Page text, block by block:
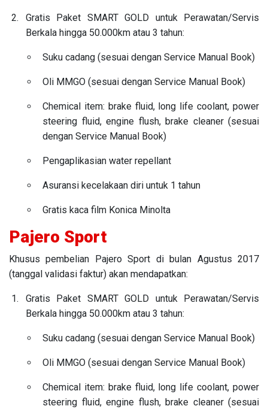
Gratis Paket SMART GOLD untuk Perawatan/Servis
Berkala hingga 50.000km atau 3 tahun:
Suku cadang (sesuai dengan Service Manual Book)
Oli MMGO (sesuai dengan Service Manual Book)
Chemical item: brake fluid, long life coolant, power
steering fluid, engine flush, brake cleaner (sesuai
dengan Service Manual Book)
Pengaplikasian water repellant
Asuransi kecelakaan diri untuk 1 tahun
Gratis kaca film Konica Minolta
Pajero Sport
Khusus pembelian Pajero Sport di bulan Agustus 2017
(tanggal validasi faktur) akan mendapatkan:
Gratis Paket SMART GOLD untuk Perawatan/Servis
Berkala hingga 50.000km atau 3 tahun:
Suku cadang (sesuai dengan Service Manual Book)
Oli MMGO (sesuai dengan Service Manual Book)
Chemical item: brake fluid, long life coolant, power
steering fluid, engine flush, brake cleaner (sesuai